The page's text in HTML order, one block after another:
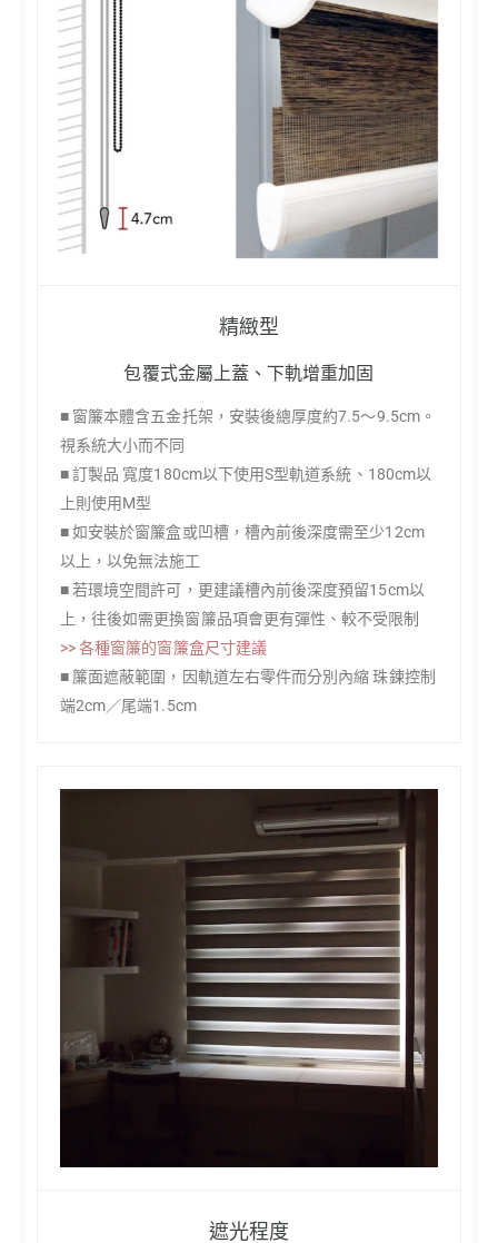
精緻型
包覆式金屬上蓋、下軌增重加固
■ 窗簾本體含五金托架，安裝後總厚度約7.5～9.5cm。
視系統大小而不同
■ 訂製品 寬度180cm以下使用S型軌道系統、180cm以
上則使用M型
■ 如安裝於窗簾盒或凹槽，槽內前後深度需至少12cm
以上，以免無法施工
■ 若環境空間許可，更建議槽內前後深度預留15cm以
上，往後如需更換窗簾品項會更有彈性、較不受限制
>> 各種窗簾的窗簾盒尺寸建議
■ 簾面遮蔽範圍，因軌道左右零件而分別內縮 珠鍊控制
端2cm／尾端1.5cm
遮光程度